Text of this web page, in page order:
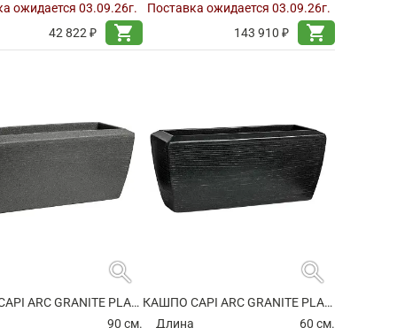
ожидается 03.09.26г.
42 822 ₽
shopping_cart
Поставка ожидается 03.09.26г.
143 910 ₽
shopping_cart
search
КАШПО CAPI ARC GRANITE PLANTER RECTANGLE ANTHRACITE
90 см.
search
КАШПО CAPI ARC GRANITE PLANTER RECTANGLE BLACK
Длина
60 см.